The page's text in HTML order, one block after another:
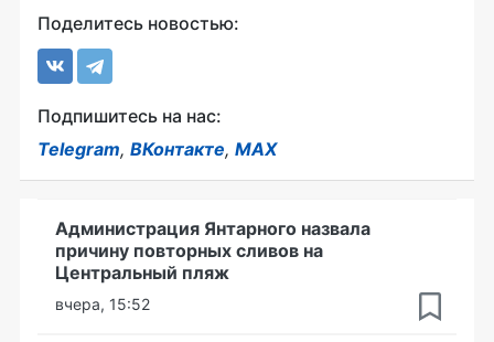
Поделитесь новостью:
Подпишитесь на нас:
Telegram, ВКонтакте, MAX
Администрация Янтарного назвала
причину повторных сливов на
Центральный пляж
вчера, 15:52